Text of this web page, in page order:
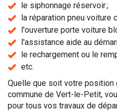
le siphonnage réservoir ;
la réparation pneu voiture
l'ouverture porte voiture
l'assistance aide au
le rechargement ou le
etc.
Quelle que soit votre position
commune de Vert-le-Petit,
pour tous vos travaux de